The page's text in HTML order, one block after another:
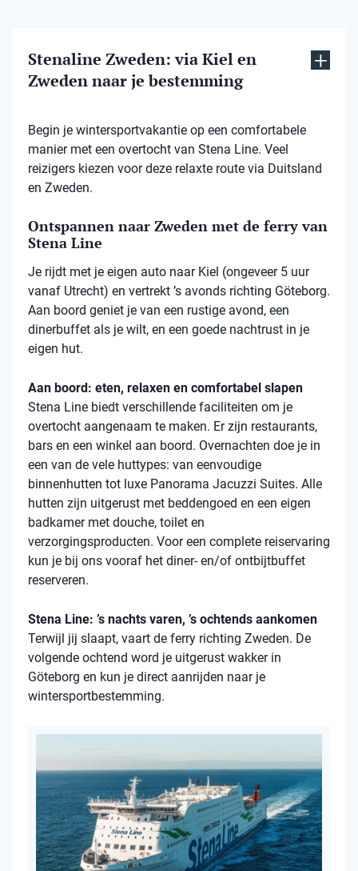
Stenaline Zweden: via Kiel en
Zweden naar je bestemming
Begin je wintersportvakantie op een comfortabele
manier met een overtocht van Stena Line. Veel
reizigers kiezen voor deze relaxte route via Duitsland
en Zweden.
Ontspannen naar Zweden met de ferry van
Stena Line
Je rijdt met je eigen auto naar Kiel (ongeveer 5 uur
vanaf Utrecht) en vertrekt ’s avonds richting Göteborg.
Aan boord geniet je van een rustige avond, een
dinerbuffet als je wilt, en een goede nachtrust in je
eigen hut.
Aan boord: eten, relaxen en comfortabel slapen
Stena Line biedt verschillende faciliteiten om je
overtocht aangenaam te maken. Er zijn restaurants,
bars en een winkel aan boord. Overnachten doe je in
een van de vele huttypes: van eenvoudige
binnenhutten tot luxe Panorama Jacuzzi Suites. Alle
hutten zijn uitgerust met beddengoed en een eigen
badkamer met douche, toilet en
verzorgingsproducten. Voor een complete reiservaring
kun je bij ons vooraf het diner- en/of ontbijtbuffet
reserveren.
Stena Line: ’s nachts varen, ’s ochtends aankomen
Terwijl jij slaapt, vaart de ferry richting Zweden. De
volgende ochtend word je uitgerust wakker in
Göteborg en kun je direct aanrijden naar je
wintersportbestemming.